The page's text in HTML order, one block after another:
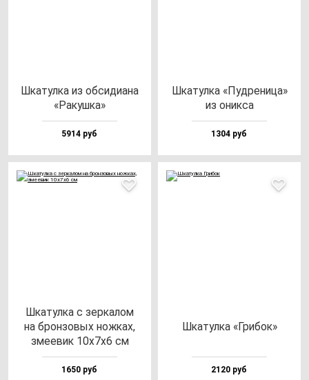
Шка­тул­ка из об­си­ди­ана
«Ракуш­ка»
5914 руб
Шка­тул­ка «Пуд­ре­ни­ца»
из оник­са
1304 руб
Шка­тул­ка с зер­ка­лом
на брон­зо­вых нож­ках,
зме­евик 10х7х6 см
1650 руб
Шка­тул­ка «Гри­бок»
2120 руб